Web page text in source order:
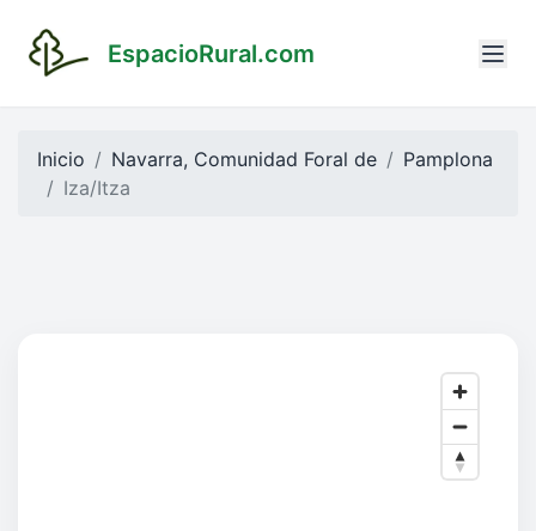
EspacioRural.com
Inicio Navarra, Comunidad Foral de
Pamplona
Iza/Itza